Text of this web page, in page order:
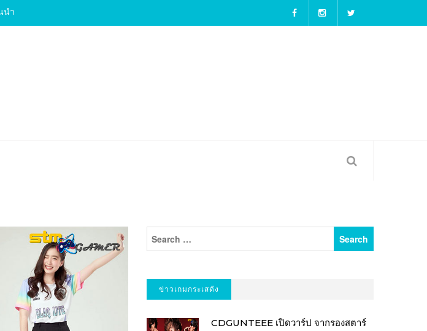
ยได้ สาวใสน่ารัก Nhooimaim สาวกแนวเกม FPS ต้องไม่พ
ข่าวเกมกระเสดัง
CDGUNTEEE เปิดวาร์ป จากรองสตาร์